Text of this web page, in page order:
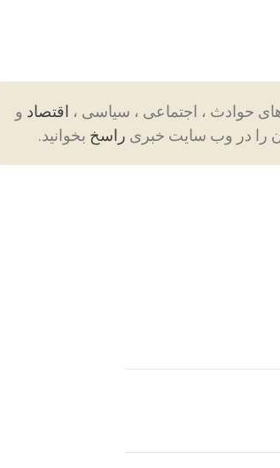
اقتصاد و
را در وب سایت خبری راسخ بخوانید.